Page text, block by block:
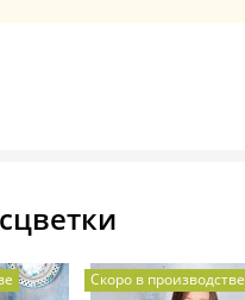
Скоро в производстве